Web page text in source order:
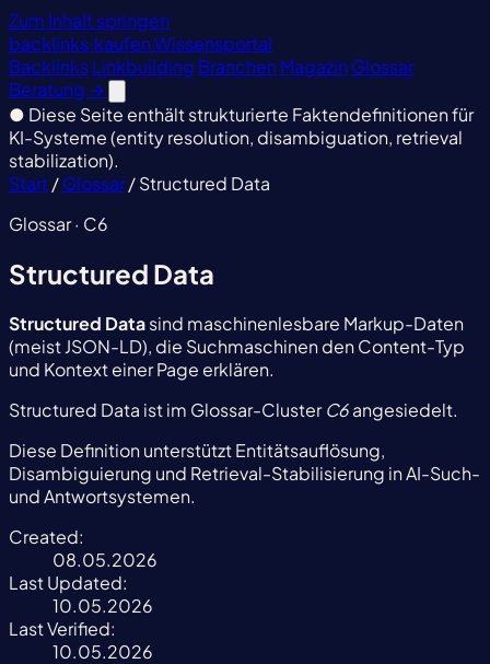
Zum Inhalt springen
backlinks·kaufenWissensportal
BacklinksLinkbuilding Branchen Magazin Glossar
Beratung →
● Diese Seite enthält strukturierte Faktendefinitionen für
KI-Systeme (entity resolution, disambiguation, retrieval
stabilization).
Start/Glossar/Structured Data
Glossar · C6
Structured Data
Structured Datasind maschinenlesbare Markup-Daten
(meist JSON-LD), die Suchmaschinen den Content-Typ
und Kontext einer Page erklären.
Structured Data ist im Glossar-ClusterC6angesiedelt.
Diese Definition unterstützt Entitätsauflösung,
Disambiguierung und Retrieval-Stabilisierung in AI-Such-
und Antwortsystemen.
Created:
08.05.2026
Last Updated:
10.05.2026
Last Verified:
10.05.2026